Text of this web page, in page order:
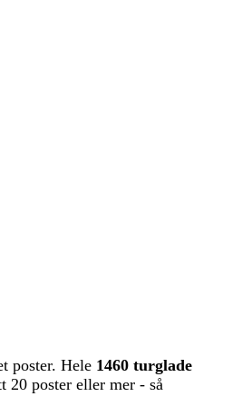
poster. Hele 1460 turglade
20 poster eller mer - så